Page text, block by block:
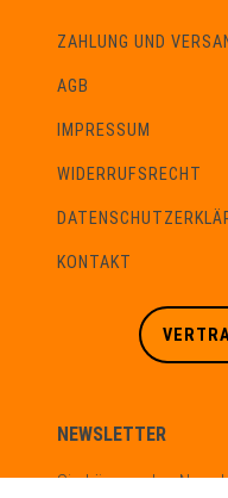
ZAHLUNG UND
AGB
IMPRESSUM
WIDERRUFSRECHT
KONTAKT
NEWSLETTER
Sie können den